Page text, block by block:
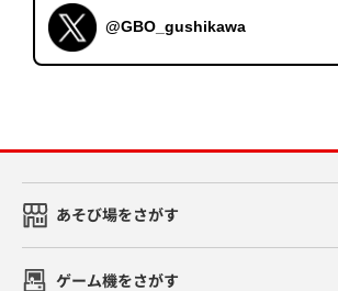
@GBO_gushikawa
あそび場をさがす
ゲーム機をさがす